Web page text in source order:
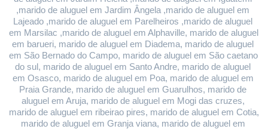
,marido de aluguel em Jardim Ângela ,marido de aluguel em
Lajeado ,marido de aluguel em Parelheiros ,marido de aluguel
em Marsilac ,marido de aluguel em Alphaville, marido de aluguel
em barueri, marido de aluguel em Diadema, marido de aluguel
em São Bernado do Campo, marido de aluguel em São caetano
do sul, marido de aluguel em Santo Andre, marido de aluguel
em Osasco, marido de aluguel em Poa, marido de aluguel em
Praia Grande, marido de aluguel em Guarulhos, marido de
aluguel em Aruja, marido de aluguel em Mogi das cruzes,
marido de aluguel em ribeirao pires, marido de aluguel em Cotia,
marido de aluguel em Granja viana, marido de aluguel em